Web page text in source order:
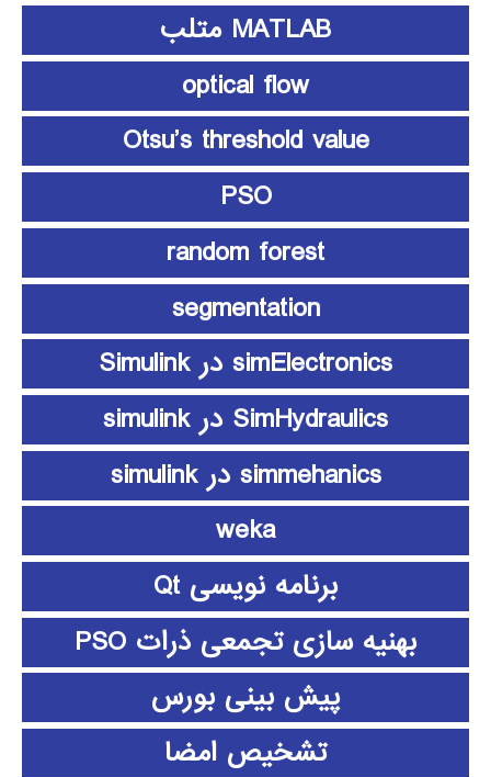
MATLAB متلب
optical flow
Otsu’s threshold value
PSO
random forest
segmentation
simElectronics در Simulink
SimHydraulics در simulink
simmehanics در simulink
weka
برنامه نویسی Qt
بهنیه سازی تجمعی ذرات PSO
پیش بینی بورس
تشخیص امضا